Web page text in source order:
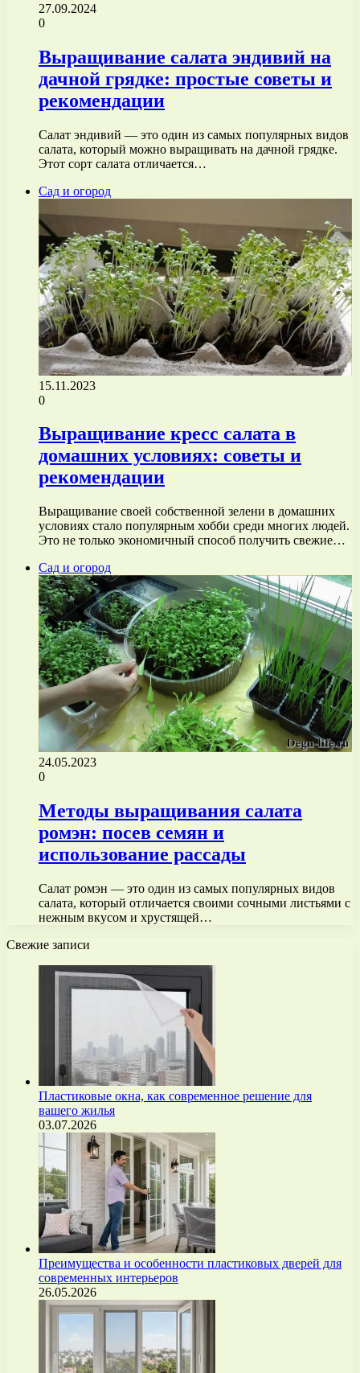
27.09.2024
0
Выращивание салата эндивий на
дачной грядке: простые советы и
рекомендации
Салат эндивий — это один из самых популярных видов
салата, который можно выращивать на дачной грядке.
Этот сорт салата отличается…
Сад и огород
15.11.2023
0
Выращивание кресс салата в
домашних условиях: советы и
рекомендации
Выращивание своей собственной зелени в домашних
условиях стало популярным хобби среди многих людей.
Это не только экономичный способ получить свежие…
Сад и огород
24.05.2023
0
Методы выращивания салата
ромэн: посев семян и
использование рассады
Салат ромэн — это один из самых популярных видов
салата, который отличается своими сочными листьями с
нежным вкусом и хрустящей…
Свежие записи
Пластиковые окна, как современное решение для
вашего жилья
03.07.2026
Преимущества и особенности пластиковых дверей для
современных интерьеров
26.05.2026